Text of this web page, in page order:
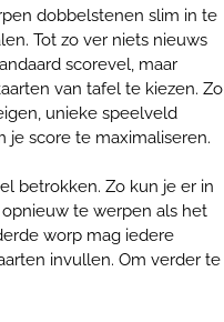
dobbelstenen slim in te
Tot zo ver niets nieuws
scorevel, maar
van tafel te kiezen. Zo
unieke speelveld
je score te maximaliseren.
betrokken. Zo kun je er in
te werpen als het
worp mag iedere
invullen. Om verder te